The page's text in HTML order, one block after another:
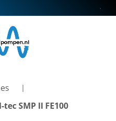
✔
tec SMP II FE100